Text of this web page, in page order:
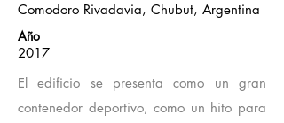
Comodoro Rivadavia, Chubut, Argentina
Año
2017
El edificio se presenta como un gran
contenedor deportivo, como un hito para